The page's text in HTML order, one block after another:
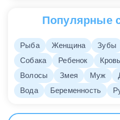
Популярные
Рыба Женщина Зубы
Собака
Ребенок Кровь
Волосы
Змея Муж
Вода
Беременность